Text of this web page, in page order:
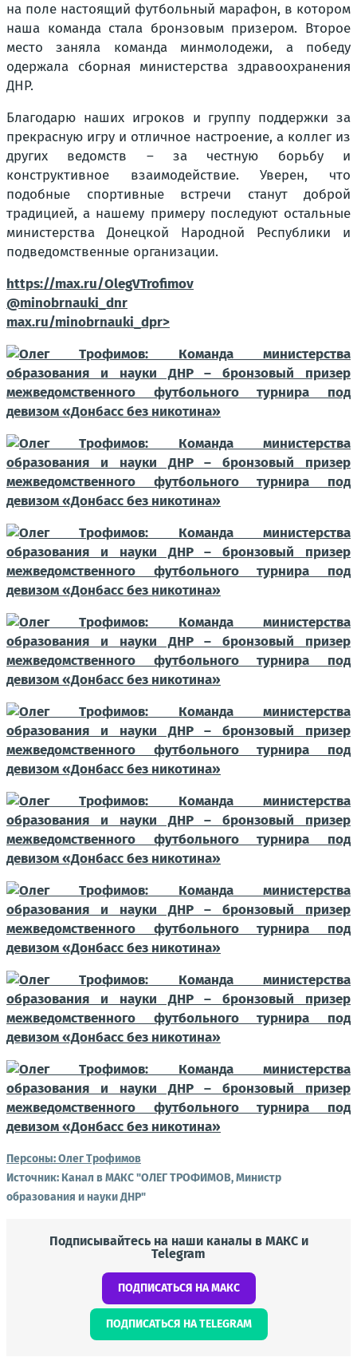
на поле настоящий футбольный марафон, в котором
наша команда стала бронзовым призером. Второе
место заняла команда минмолодежи, а победу
одержала сборная министерства здравоохранения
ДНР.
Благодарю наших игроков и группу поддержки за
прекрасную игру и отличное настроение, а коллег из
других ведомств – за честную борьбу и
конструктивное взаимодействие. Уверен, что
подобные спортивные встречи станут доброй
традицией, а нашему примеру последуют остальные
министерства Донецкой Народной Республики и
подведомственные организации.
https://max.ru/OlegVTrofimov
@minobrnauki_dnr
max.ru/minobrnauki_dpr>
Персоны:Олег Трофимов
Источник: Канал в МАКС "ОЛЕГ ТРОФИМОВ, Министр
образования и науки ДНР"
Подписывайтесь на наши каналы в МАКС и
Telegram
ПОДПИСАТЬСЯ НА МАКС
ПОДПИСАТЬСЯ НА TELEGRAM